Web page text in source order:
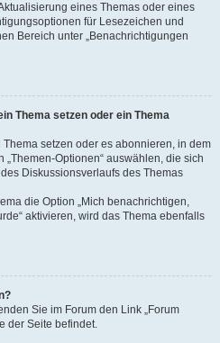
eines Themas oder eines
für Lesezeichen und
Bereich unter „Benachrichtigungen
Thema setzen oder ein Thema
setzen oder es abonnieren, in dem
Optionen“ auswählen, die sich
Diskussionsverlaufs des Themas
die Option „Mich benachrichtigen,
aktivieren, wird das Thema ebenfalls
Sie im Forum den Link „Forum
der Seite befindet.